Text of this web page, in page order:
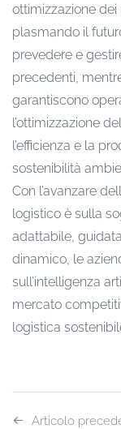
ottimizzazione dei
plasmando il
prevedere e
precedenti,
garantiscono
l’ottimizzazione
l’efficienza e la
sostenibilità
Con l’avanzare
logistico è sulla
adattabile,
dinamico, le
sull’intelligenza
mercato
logistica
Articolo